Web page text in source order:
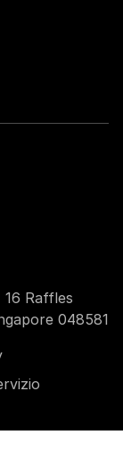
Raffles
048581